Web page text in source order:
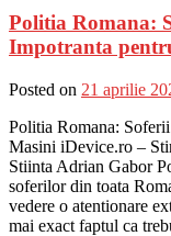
Politia Romana:
Impotranta
Posted on 21 aprilie
Politia Romana:
Masini iDevice.ro –
Stiinta Adrian Gabor
soferilor din toata
vedere o atentionare
mai exact faptul ca